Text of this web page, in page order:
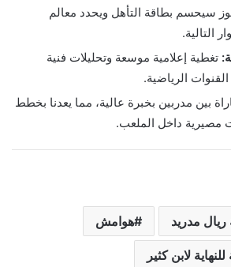
سيحسم بطاقة التأهل ويحدد معالم
التالية.
تغطية إعلامية موسعة وتحليلات فنية
الرياضية.
بين مدربين بخبرة عالية، مما يعدنا بخطط
مصيرية داخل الملعب.
ريال مدريد هوامش
لابن كثير